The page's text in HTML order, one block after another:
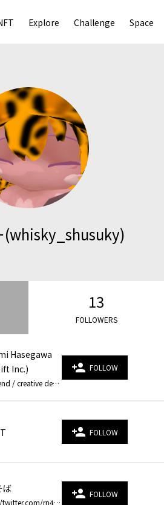
Explore Challenge Space
(whisky_shusuky)
13
FOLLOWERS
Hasegawa
Inc.)
Front-end / creative developer | unshift Inc. founder. 主にWebサイトのフロントエンド実装をやっています。WebGLなどWebのグラフィック技術を使った表現が得意です。2021年11月に法人化しました。 Website: https://unshift.co.jp/ Twitter: https://twitter.com/_unshift Instagram: https://www.instagram.com/_unshift/
person_add FOLLOW
person_add FOLLOW
ば
https://twitter.com/rn49rn49 視覚的な表現を生み出すことに興味があります。
person_add FOLLOW